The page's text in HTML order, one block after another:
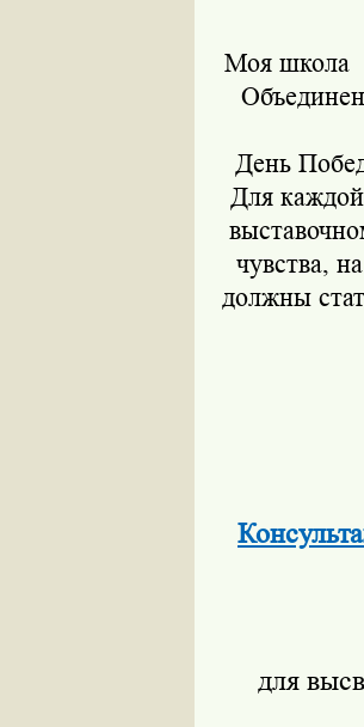
Моя школа
День
Для
чувства,
должны
для